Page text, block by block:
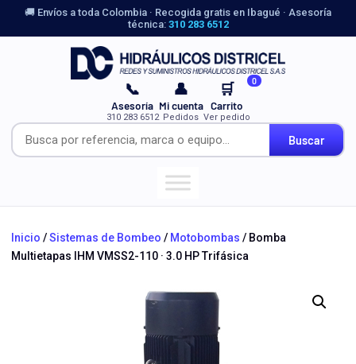
🚚 Envíos a toda Colombia · Recogida gratis en Ibagué · Asesoría
técnica: 310 283 6512
Buscar
📞
Asesoría
310 283 6512
👤
Mi cuenta
Pedidos
🛒 0
Carrito
Ver pedido
Inicio /Sistemas de Bombeo / Motobombas / Bomba
Multietapas IHM VMSS2-110 · 3.0 HP Trifásica